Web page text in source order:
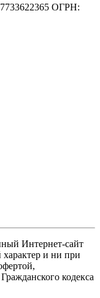
ОГРН:
Интернет-сайт
и ни при
кодекса